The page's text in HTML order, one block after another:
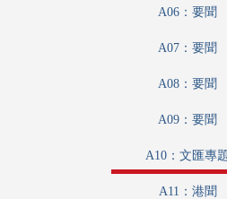
A06：要聞
A07：要聞
A08：要聞
A09：要聞
A10：文匯專
A11：港聞